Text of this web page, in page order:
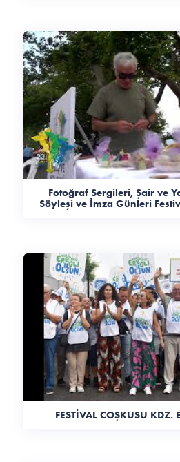
Fotoğraf Sergileri, Şair ve
Söyleşi ve İmza Günleri
FESTİVAL COŞKUSU KDZ.